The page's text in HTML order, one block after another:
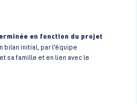
en fonction du projet
bilan initial, par l’équipe
sa famille et en lien avec le